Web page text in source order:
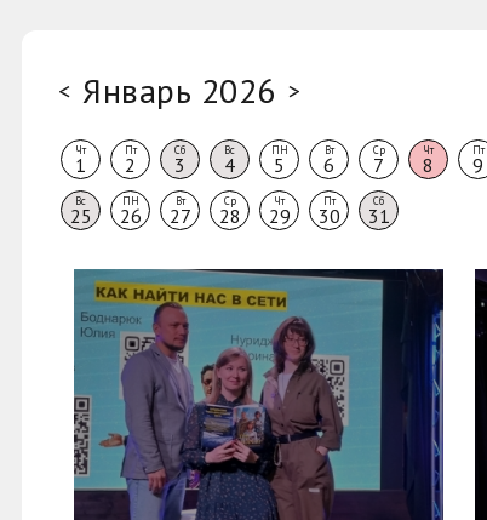
< Январь 2026 >
Чт
1
Пт
2
Сб
3
Вс
4
ПН
5
Вт
6
Ср
7
Чт
8
Пт
9
Вс
25
ПН
26
Вт
27
Ср
28
Чт
29
Пт
30
Сб
31